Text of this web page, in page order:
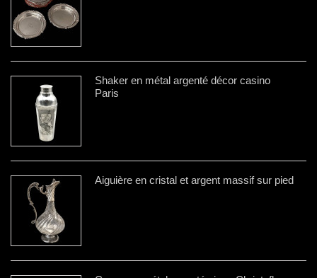
Shaker en métal argenté décor casino
Paris
Aiguière en cristal et argent massif sur pied